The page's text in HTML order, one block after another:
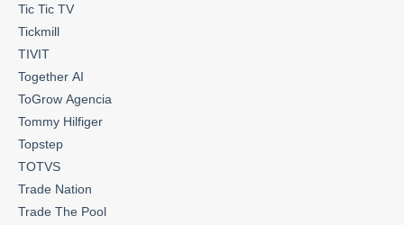
Tic Tic TV
Tickmill
TIVIT
Together AI
ToGrow Agencia
Tommy Hilfiger
Topstep
TOTVS
Trade Nation
Trade The Pool